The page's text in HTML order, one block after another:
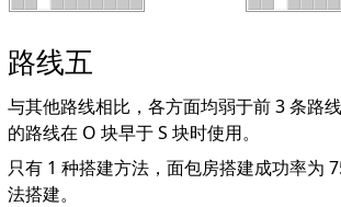
路线五
与其他路线相比，各方面均弱于前 3 条路
的路线在 O 块早于 S 块时使用。
只有 1 种搭建方法，面包房搭建成功率为
法搭建。